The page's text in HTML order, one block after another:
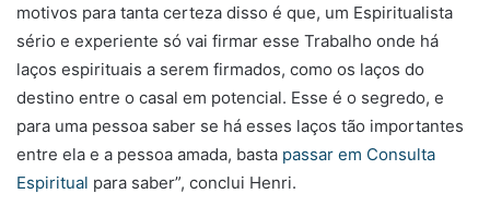
motivos para tanta certeza disso é que, um Espiritualista
sério e experiente só vai firmar esse Trabalho onde há
laços espirituais a serem firmados, como os laços do
destino entre o casal em potencial. Esse é o segredo, e
para uma pessoa saber se há esses laços tão importantes
entre ela e a pessoa amada, basta passar em Consulta
Espiritual para saber”, conclui Henri.